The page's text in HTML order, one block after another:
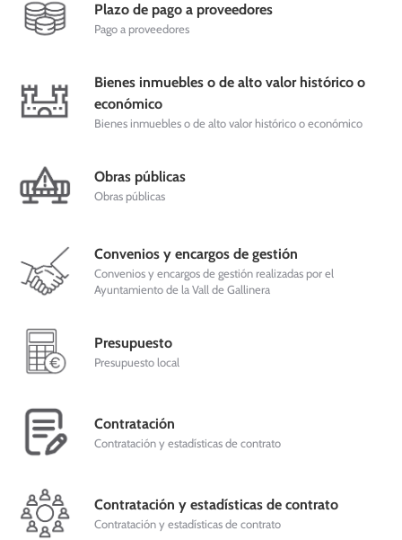
Plazo de pago a proveedores
Pago a proveedores
Bienes inmuebles o de alto valor histórico o
económico
Bienes inmuebles o de alto valor histórico o económico
Obras públicas
Obras públicas
Convenios y encargos de gestión
Convenios y encargos de gestión realizadas por el
Ayuntamiento de la Vall de Gallinera
Presupuesto
Presupuesto local
Contratación
Contratación y estadísticas de contrato
Contratación y estadísticas de contrato
Contratación y estadísticas de contrato